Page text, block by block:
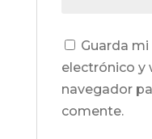
Guarda
electrónico y
navegador
comente.